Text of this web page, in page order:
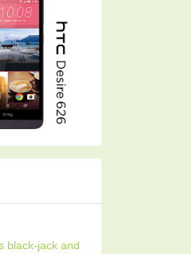
black-jack and